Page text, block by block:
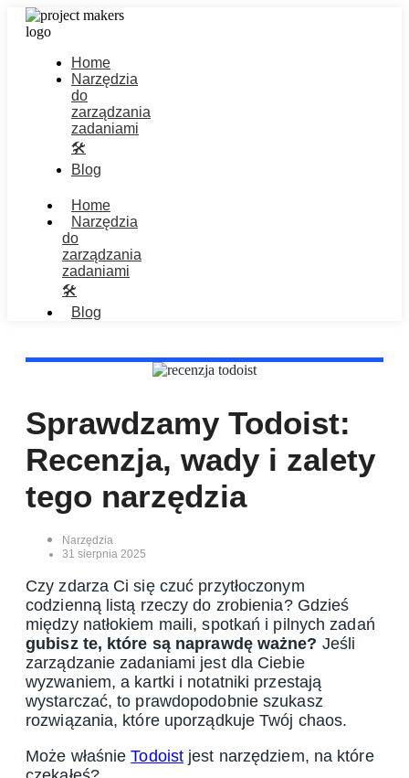
Home
Narzędzia
do
zarządzania
zadaniami
🛠️
Blog
Home
Narzędzia
do
zarządzania
zadaniami
🛠️
Blog
Sprawdzamy Todoist:
Recenzja, wady i zalety
tego narzędzia
Narzędzia
31 sierpnia 2025
Czy zdarza Ci się czuć przytłoczonym
codzienną listą rzeczy do zrobienia? Gdzieś
między natłokiem maili, spotkań i pilnych zadań
gubisz te, które są naprawdę ważne? Jeśli
zarządzanie zadaniami jest dla Ciebie
wyzwaniem, a kartki i notatniki przestają
wystarczać, to prawdopodobnie szukasz
rozwiązania, które uporządkuje Twój chaos.
Może właśnieTodoist jest narzędziem, na które